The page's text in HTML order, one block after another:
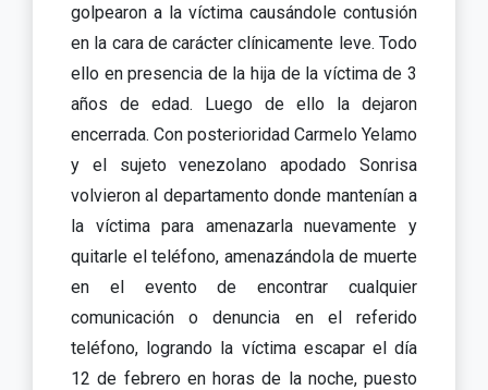
golpearon a la víctima causándole contusión
en la cara de carácter clínicamente leve. Todo
ello en presencia de la hija de la víctima de 3
años de edad. Luego de ello la dejaron
encerrada. Con posterioridad Carmelo Yelamo
y el sujeto venezolano apodado Sonrisa
volvieron al departamento donde mantenían a
la víctima para amenazarla nuevamente y
quitarle el teléfono, amenazándola de muerte
en el evento de encontrar cualquier
comunicación o denuncia en el referido
teléfono, logrando la víctima escapar el día
12 de febrero en horas de la noche, puesto